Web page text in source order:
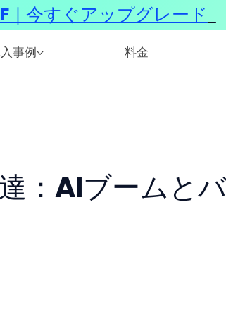
事例 料金
：AIブームとバ
今すぐアップグレード